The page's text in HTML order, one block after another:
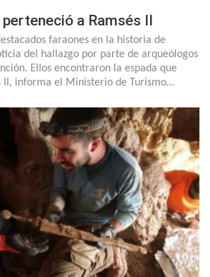
a Ramsés II
faraones en la historia de
del hallazgo por parte de arqueólogos
Ellos encontraron la espada que
II, informa el Ministerio de Turismo…